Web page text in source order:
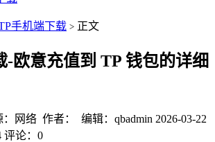
手机端下载 > 正文
-欧意充值到 TP 钱包的详细
：网络 作者： 编辑：qbadmin 2026-03-22
评论：0